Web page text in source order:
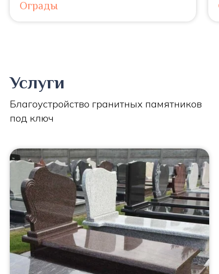
Ограды
Услуги
Благоустройство гранитных памятников
под ключ